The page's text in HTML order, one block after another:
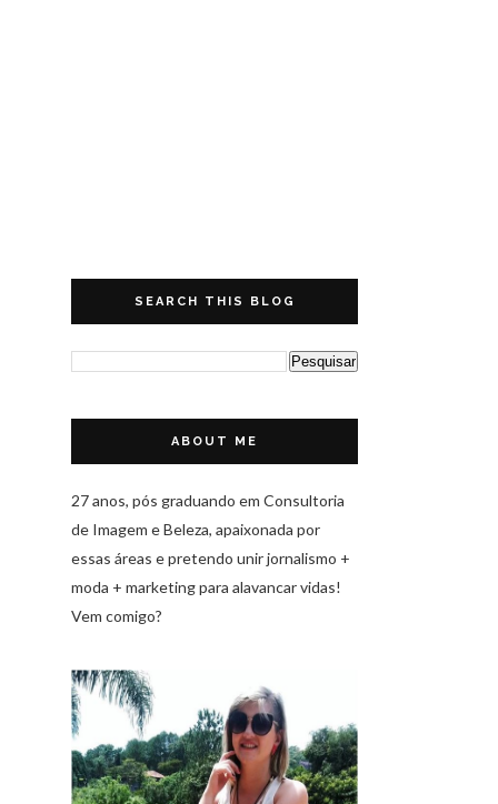
SEARCH THIS BLOG
ABOUT ME
27 anos, pós graduando em Consultoria
de Imagem e Beleza, apaixonada por
essas áreas e pretendo unir jornalismo +
moda + marketing para alavancar vidas!
Vem comigo?